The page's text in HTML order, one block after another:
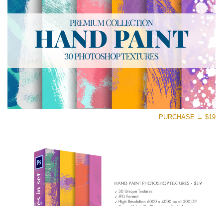
Large 6000*4000px
Entire Collection
(1783 Overlays)
Large 6000*4000px
تنزيل مجاني
PURCHASE → $19